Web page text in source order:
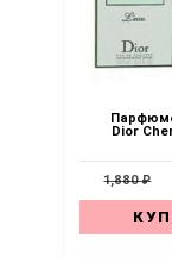
Dior
1,880 ₽